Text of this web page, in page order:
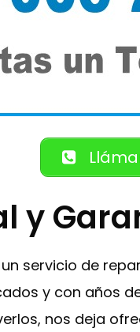
y
servicio de
y con años
nos deja